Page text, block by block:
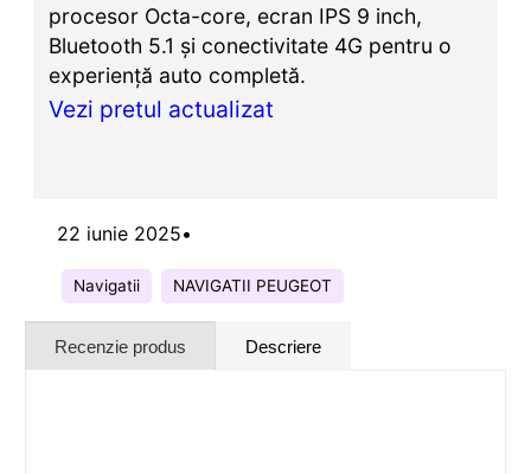
procesor Octa-core, ecran IPS 9 inch,
Bluetooth 5.1 și conectivitate 4G pentru o
experiență auto completă.
Vezi pretul actualizat
22 iunie 2025•
Navigatii NAVIGATII PEUGEOT
Recenzie produs Descriere